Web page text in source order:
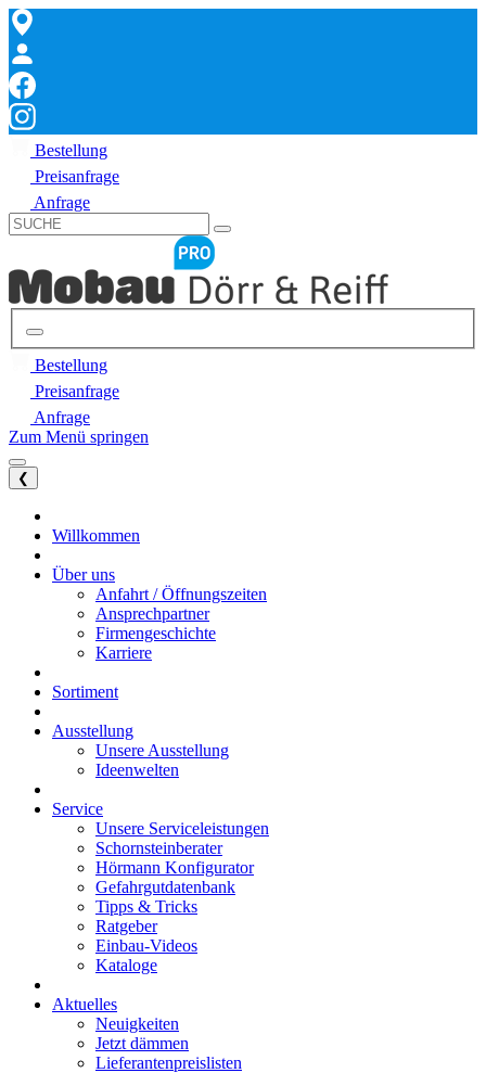
Bestellung
Preisanfrage
Anfrage
Bestellung
Preisanfrage
Anfrage
Zum Menü springen
❮
Willkommen
Über uns
Anfahrt / Öffnungszeiten
Ansprechpartner
Firmengeschichte
Karriere
Sortiment
Ausstellung
Unsere Ausstellung
Ideenwelten
Service
Unsere Serviceleistungen
Schornsteinberater
Hörmann Konfigurator
Gefahrgutdatenbank
Tipps & Tricks
Ratgeber
Einbau-Videos
Kataloge
Aktuelles
Neuigkeiten
Jetzt dämmen
Lieferantenpreislisten